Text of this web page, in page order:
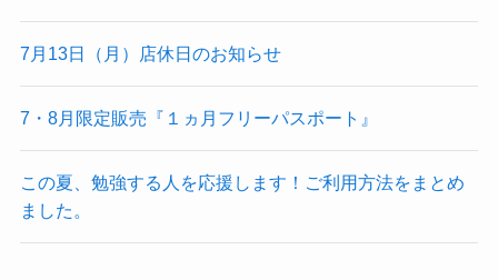
7月13日（月）店休日のお知らせ
7・8月限定販売『１ヵ月フリーパスポート』
この夏、勉強する人を応援します！ご利用方法をまとめ
ました。